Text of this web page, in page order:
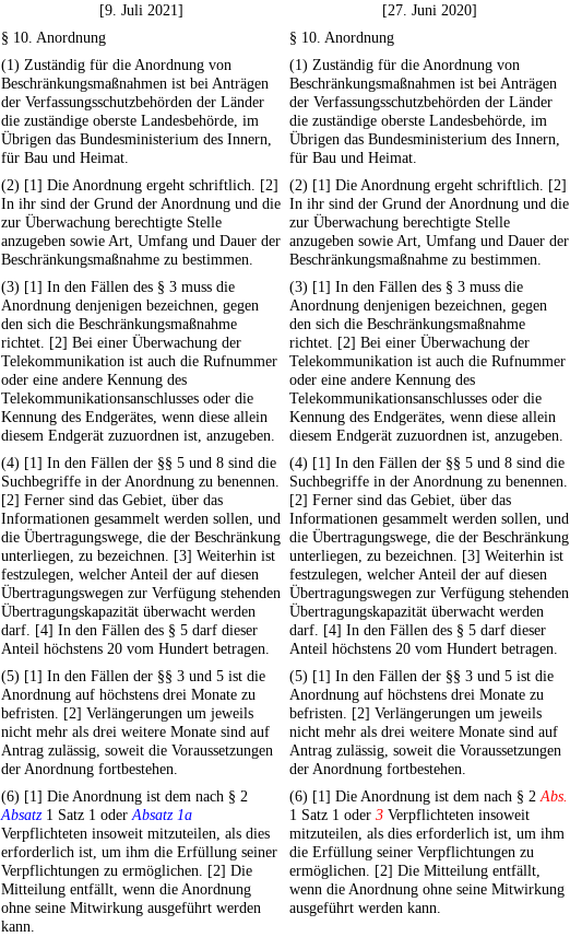
[9. Juli 2021]
[27. Juni 2020]
§ 10. Anordnung
§ 10. Anordnung
(1) Zuständig für die Anordnung von
Beschränkungsmaßnahmen ist bei Anträgen
der Verfassungsschutzbehörden der Länder
die zuständige oberste Landesbehörde, im
Übrigen das Bundesministerium des Innern,
für Bau und Heimat.
(1) Zuständig für die Anordnung von
Beschränkungsmaßnahmen ist bei Anträgen
der Verfassungsschutzbehörden der Länder
die zuständige oberste Landesbehörde, im
Übrigen das Bundesministerium des Innern,
für Bau und Heimat.
(2) [1] Die Anordnung ergeht schriftlich. [2]
In ihr sind der Grund der Anordnung und die
zur Überwachung berechtigte Stelle
anzugeben sowie Art, Umfang und Dauer der
Beschränkungsmaßnahme zu bestimmen.
(2) [1] Die Anordnung ergeht schriftlich. [2]
In ihr sind der Grund der Anordnung und die
zur Überwachung berechtigte Stelle
anzugeben sowie Art, Umfang und Dauer der
Beschränkungsmaßnahme zu bestimmen.
(3) [1] In den Fällen des § 3 muss die
Anordnung denjenigen bezeichnen, gegen
den sich die Beschränkungsmaßnahme
richtet. [2] Bei einer Überwachung der
Telekommunikation ist auch die Rufnummer
oder eine andere Kennung des
Telekommunikationsanschlusses oder die
Kennung des Endgerätes, wenn diese allein
diesem Endgerät zuzuordnen ist, anzugeben.
(3) [1] In den Fällen des § 3 muss die
Anordnung denjenigen bezeichnen, gegen
den sich die Beschränkungsmaßnahme
richtet. [2] Bei einer Überwachung der
Telekommunikation ist auch die Rufnummer
oder eine andere Kennung des
Telekommunikationsanschlusses oder die
Kennung des Endgerätes, wenn diese allein
diesem Endgerät zuzuordnen ist, anzugeben.
(4) [1] In den Fällen der §§ 5 und 8 sind die
Suchbegriffe in der Anordnung zu benennen.
[2] Ferner sind das Gebiet, über das
Informationen gesammelt werden sollen, und
die Übertragungswege, die der Beschränkung
unterliegen, zu bezeichnen. [3] Weiterhin ist
festzulegen, welcher Anteil der auf diesen
Übertragungswegen zur Verfügung stehenden
Übertragungskapazität überwacht werden
darf. [4] In den Fällen des § 5 darf dieser
Anteil höchstens 20 vom Hundert betragen.
(4) [1] In den Fällen der §§ 5 und 8 sind die
Suchbegriffe in der Anordnung zu benennen.
[2] Ferner sind das Gebiet, über das
Informationen gesammelt werden sollen, und
die Übertragungswege, die der Beschränkung
unterliegen, zu bezeichnen. [3] Weiterhin ist
festzulegen, welcher Anteil der auf diesen
Übertragungswegen zur Verfügung stehenden
Übertragungskapazität überwacht werden
darf. [4] In den Fällen des § 5 darf dieser
Anteil höchstens 20 vom Hundert betragen.
(5) [1] In den Fällen der §§ 3 und 5 ist die
Anordnung auf höchstens drei Monate zu
befristen. [2] Verlängerungen um jeweils
nicht mehr als drei weitere Monate sind auf
Antrag zulässig, soweit die Voraussetzungen
der Anordnung fortbestehen.
(5) [1] In den Fällen der §§ 3 und 5 ist die
Anordnung auf höchstens drei Monate zu
befristen. [2] Verlängerungen um jeweils
nicht mehr als drei weitere Monate sind auf
Antrag zulässig, soweit die Voraussetzungen
der Anordnung fortbestehen.
(6) [1] Die Anordnung ist dem nach § 2
Absatz1 Satz 1 oderAbsatz 1a
Verpflichteten insoweit mitzuteilen, als dies
erforderlich ist, um ihm die Erfüllung seiner
Verpflichtungen zu ermöglichen. [2] Die
Mitteilung entfällt, wenn die Anordnung
ohne seine Mitwirkung ausgeführt werden
kann.
(6) [1] Die Anordnung ist dem nach § 2Abs.
1 Satz 1 oder 3 Verpflichteten insoweit
mitzuteilen, als dies erforderlich ist, um ihm
die Erfüllung seiner Verpflichtungen zu
ermöglichen. [2] Die Mitteilung entfällt,
wenn die Anordnung ohne seine Mitwirkung
ausgeführt werden kann.